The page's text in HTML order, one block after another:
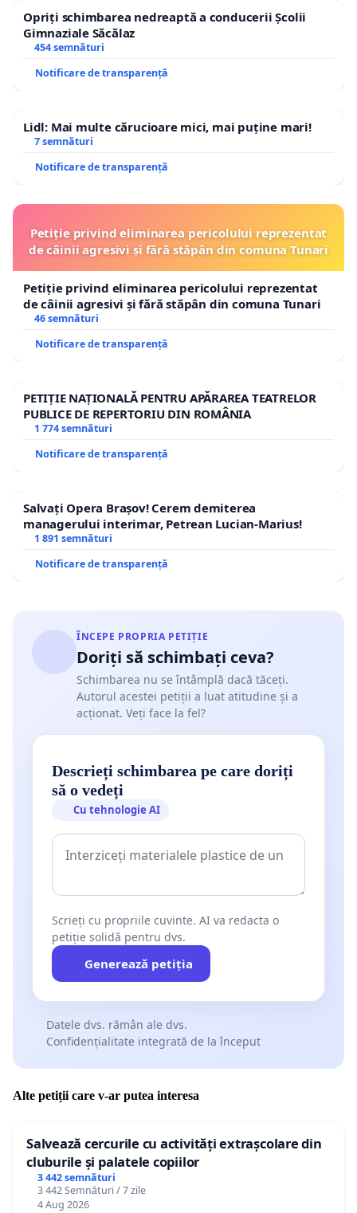
Opriți schimbarea nedreaptă a conducerii Școlii
Gimnaziale Săcălaz
454 semnături
Notificare de transparență
Lidl: Mai multe cărucioare mici, mai puține mari!
7 semnături
Notificare de transparență
Petiție privind eliminarea pericolului reprezentat
de câinii agresivi și fără stăpân din comuna Tunari
Petiție privind eliminarea pericolului reprezentat
de câinii agresivi și fără stăpân din comuna Tunari
46 semnături
Notificare de transparență
PETIȚIE NAȚIONALĂ PENTRU APĂRAREA TEATRELOR
PUBLICE DE REPERTORIU DIN ROMÂNIA
1 774 semnături
Notificare de transparență
Salvați Opera Brașov! Cerem demiterea
managerului interimar, Petrean Lucian-Marius!
1 891 semnături
Notificare de transparență
ÎNCEPE PROPRIA PETIȚIE
Doriți să schimbați ceva?
Schimbarea nu se întâmplă dacă tăceți.
Autorul acestei petiții a luat atitudine și a
acționat. Veți face la fel?
Descrieți schimbarea pe care doriți
să o vedeți
Cu tehnologie AI
Scrieți cu propriile cuvinte. AI va redacta o
petiție solidă pentru dvs.
Generează petiția
Datele dvs. rămân ale dvs.
Confidențialitate integrată de la început
Alte petiții care v-ar putea interesa
Salvează cercurile cu activități extrașcolare din
cluburile și palatele copiilor
3 442 semnături
3 442 Semnături / 7 zile
4 Aug 2026